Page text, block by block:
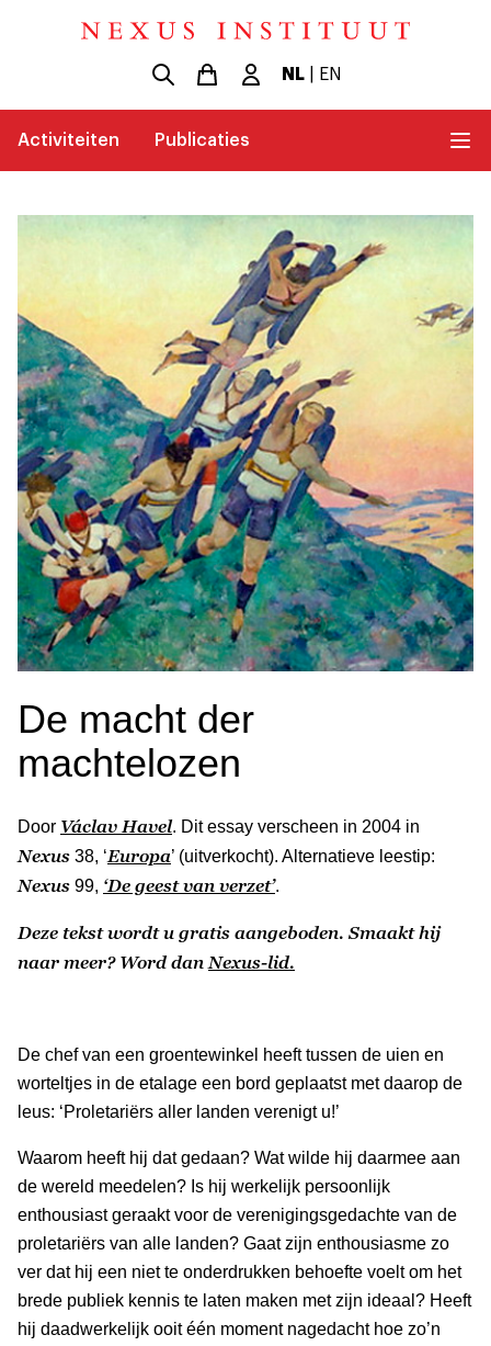
NL| EN
Activiteiten Publicaties
De macht der
machtelozen
Door Václav Havel. Dit essay verscheen in 2004 in
Nexus 38, ‘Europa’ (uitverkocht). Alternatieve leestip:
Nexus 99, ‘De geest van verzet’.
Deze tekst wordt u gratis aangeboden. Smaakt hij
naar meer? Word dan Nexus-lid.
De chef van een groentewinkel heeft tussen de uien en
worteltjes in de etalage een bord geplaatst met daarop de
leus: ‘Proletariërs aller landen verenigt u!’
Waarom heeft hij dat gedaan? Wat wilde hij daarmee aan
de wereld meedelen? Is hij werkelijk persoonlijk
enthousiast geraakt voor de verenigingsgedachte van de
proletariërs van alle landen? Gaat zijn enthousiasme zo
ver dat hij een niet te onderdrukken behoefte voelt om het
brede publiek kennis te laten maken met zijn ideaal? Heeft
hij daadwerkelijk ooit één moment nagedacht hoe zo’n